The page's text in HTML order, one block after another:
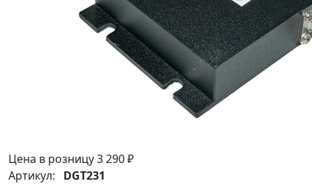
Цена в розницу3 290 ₽
Артикул: DGT231